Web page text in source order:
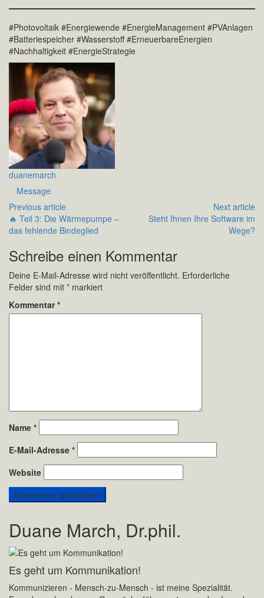
#Photovoltaik #Energiewende #EnergieManagement #PVAnlagen
#Batteriespeicher #Wasserstoff #ErneuerbareEnergien
#Nachhaltigkeit #EnergieStrategie
duanemarch
Message
Previous article
🔥 Teil 3: Die Wärmepumpe –
das fehlende Bindeglied
Next article
Steht Ihnen Ihre Software im
Wege?
Schreibe einen Kommentar
Deine E-Mail-Adresse wird nicht veröffentlicht. Erforderliche
Felder sind mit * markiert
Kommentar*
Name *
E-Mail-Adresse *
Website
Duane March, Dr.phil.
Es geht um Kommunikation!
Kommunizieren - Mensch-zu-Mensch - ist meine Spezialität.